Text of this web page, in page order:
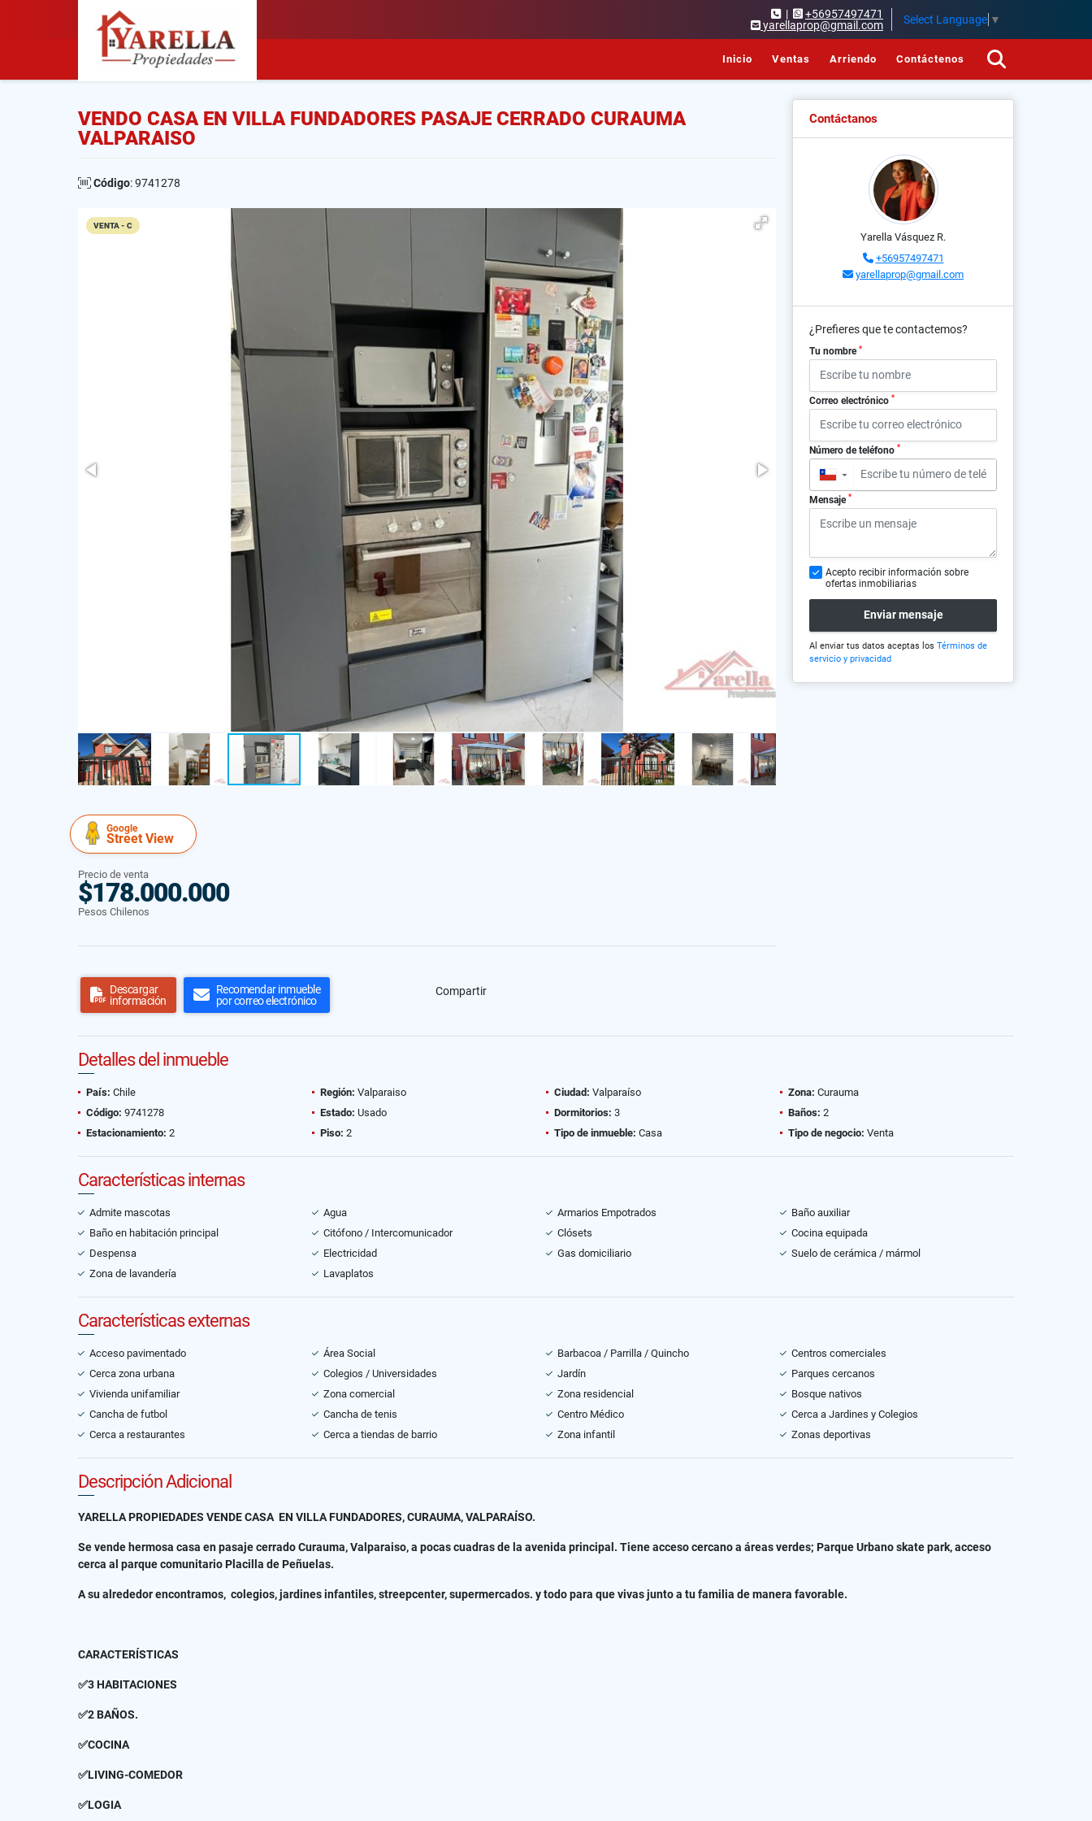
|
+56957497471
yarellaprop@gmail.com
Select Language ▼
Inicio Ventas Arriendo Contáctenos
VENDO CASA EN VILLA FUNDADORES PASAJE CERRADO CURAUMA
VALPARAISO
Código: 9741278
VENTA - C
Google
Street View
Precio de venta
$178.000.000
Pesos Chilenos
Descargar
información
Recomendar inmueble
por correo electrónico
Compartir
Contáctanos
Yarella Vásquez R.
+56957497471
yarellaprop@gmail.com
¿Prefieres que te contactemos?
Tu nombre *
Correo electrónico *
Número de teléfono *
▼
Mensaje *
Acepto recibir información sobre
ofertas inmobiliarias
Enviar mensaje
Al enviar tus datos aceptas los Términos de
servicio y privacidad
Detalles del inmueble
País: Chile Región: Valparaiso Ciudad: Valparaíso Zona: Curauma
Código: 9741278 Estado: Usado Dormitorios: 3 Baños: 2
Estacionamiento: 2 Piso: 2 Tipo de inmueble: Casa Tipo de negocio: Venta
Características internas
Admite mascotas Agua Armarios Empotrados
Baño auxiliar
Baño en habitación principal
Citófono / Intercomunicador Clósets
Cocina equipada
Despensa
Electricidad Gas domiciliario
Suelo de cerámica / mármol
Zona de lavandería
Lavaplatos
Características externas
Acceso pavimentado Área Social Barbacoa / Parrilla / Quincho
Centros comerciales
Cerca zona urbana
Colegios / Universidades Jardín
Parques cercanos
Vivienda unifamiliar
Zona comercial Zona residencial
Bosque nativos
Cancha de futbol
Cancha de tenis Centro Médico
Cerca a Jardines y Colegios
Cerca a restaurantes
Cerca a tiendas de barrio Zona infantil Zonas deportivas
Descripción Adicional
YARELLA PROPIEDADES VENDE CASA EN VILLA FUNDADORES, CURAUMA, VALPARAÍSO.
Se vende hermosa casa en pasaje cerrado Curauma, Valparaiso, a pocas cuadras de la avenida principal. Tiene acceso cercano a áreas verdes; Parque Urbano skate park, acceso
cerca al parque comunitario Placilla de Peñuelas.
A su alrededor encontramos, colegios, jardines infantiles, streepcenter, supermercados. y todo para que vivas junto a tu familia de manera favorable.
CARACTERÍSTICAS
✅3 HABITACIONES
✅2 BAÑOS.
✅COCINA
✅LIVING-COMEDOR
✅LOGIA